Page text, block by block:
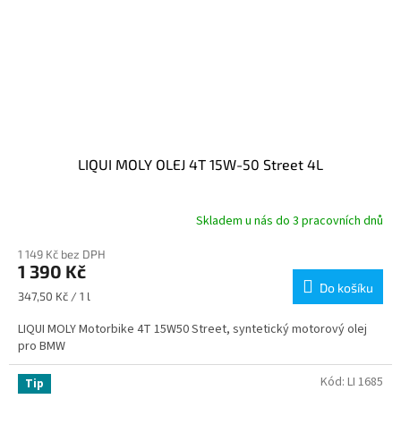
LIQUI MOLY OLEJ 4T 15W-50 Street 4L
Skladem u nás do 3 pracovních dnů
1 149 Kč bez DPH
1 390 Kč
Měrná
347,50 Kč / 1 l
Do košíku
LIQUI MOLY Motorbike 4T 15W50 Street, syntetický motorový olej
pro BMW
Tip Kód: LI 1685